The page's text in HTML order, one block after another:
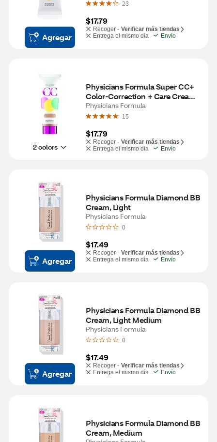
Agregar
23
$17.79
Recoger - Verificar más tiendas
Entrega el mismo día
Envío
2 colors
Physicians Formula Super CC+
Color-Correction + Care Cream,
Light/Medium
Physicians Formula
15
$17.79
Recoger - Verificar más tiendas
Entrega el mismo día
Envío
Agregar
Physicians Formula Diamond BB
Cream, Light
Physicians Formula
0
$17.49
Recoger - Verificar más tiendas
Entrega el mismo día
Envío
Agregar
Physicians Formula Diamond BB
Cream, Light Medium
Physicians Formula
0
$17.49
Recoger - Verificar más tiendas
Entrega el mismo día
Envío
Physicians Formula Diamond BB
Cream, Medium